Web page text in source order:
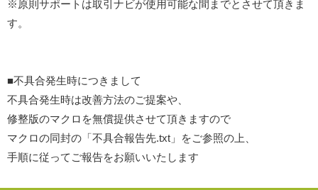
※原則サポートは取引ナビが使用可能な間までとさせて頂きま
す。
■不具合発生時につきまして
不具合発生時は改善方法のご提案や、
修整版のマクロを無償提供させて頂きますので
マクロの同封の「不具合報告先.txt」をご参照の上、
手順に従ってご報告をお願いいたします